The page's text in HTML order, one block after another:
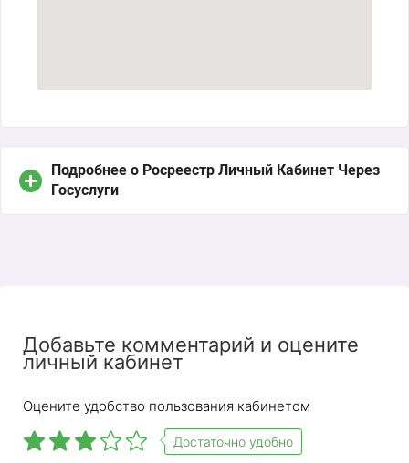
Подробнее о Росреестр Личный Кабинет Через
Госуслуги
Добавьте комментарий и оцените
личный кабинет
Оцените удобство пользования кабинетом
Достаточно удобно